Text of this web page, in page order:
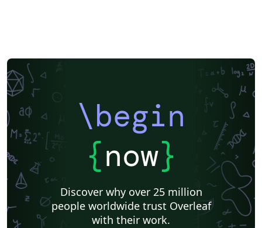
\begin
{now}
Discover why over 25 million
people worldwide trust Overleaf
with their work.